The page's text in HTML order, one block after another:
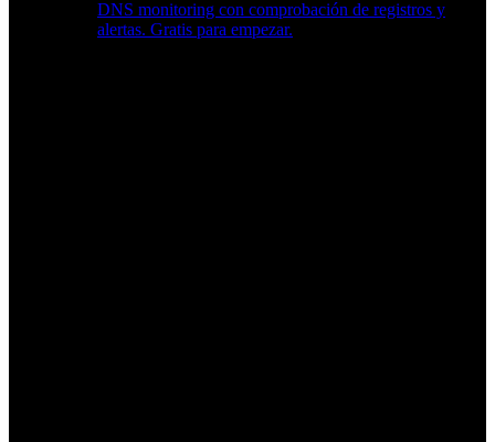
DNS monitoring con comprobación de registros y
alertas. Gratis para empezar.